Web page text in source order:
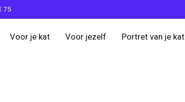
75
Voor je kat Voor jezelf Portret van je kat